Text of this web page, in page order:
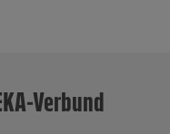
Verbund